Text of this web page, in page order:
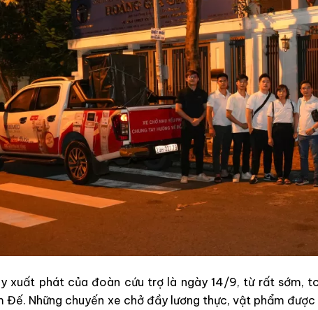
xuất phát của đoàn cứu trợ là ngày 14/9, từ rất sớm,
Đế. Những chuyến xe chở đầy lương thực, vật phẩm